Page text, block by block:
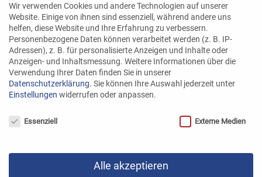
Bei Weitergabe und Vervielfältigung von Daten
und Informationen, welche von der ELFIN
Feinkost GmbH-Homepage heruntergeladen
oder kopiert wurden und an denen ELFIN
Feinkost GmbH das Urheberrecht beansprucht
sowie bei Legung von Links zur ELFIN Feinkost
der Inhalt von ELFIN Feinkost GmbH zur
dies gilt auch für eine Weiterverwendung von
Wir verwenden Cookies und andere Technologien auf unserer
Website. Einige von ihnen sind essenziell, während andere uns
helfen, diese Website und Ihre Erfahrung zu verbessern.
Personenbezogene Daten können verarbeitet werden (z. B. IP-
Adressen), z. B. für personalisierte Anzeigen und Inhalte oder
Anzeigen- und Inhaltsmessung. Weitere Informationen über die
Verwendung Ihrer Daten finden Sie in unserer
Datenschutzerklärung. Sie können Ihre Auswahl jederzeit unter
Einstellungen widerrufen oder anpassen.
Datenschutzeinstellungen
Essenziell Externe Medien
Alle akzeptieren